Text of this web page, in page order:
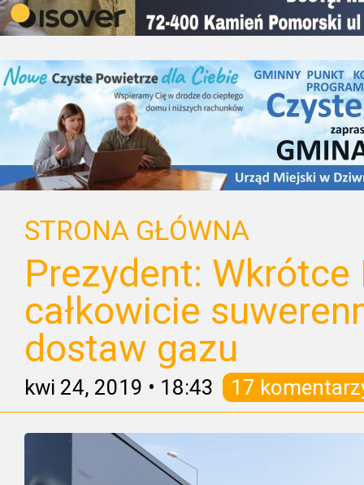
STRONA GŁÓWNA
Prezydent:
całkowicie
dostaw gazu
kwi 24, 2019 • 18:43 17